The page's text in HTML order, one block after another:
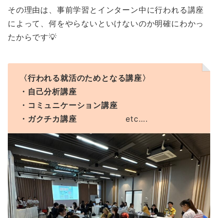
その理由は、事前学習とインターン中に行われる講座
によって、何をやらないといけないのか明確にわかっ
たからです💡
〈行われる就活のためとなる講座〉
・自己分析講座
・コミュニケーション講座
・ガクチカ講座 etc….